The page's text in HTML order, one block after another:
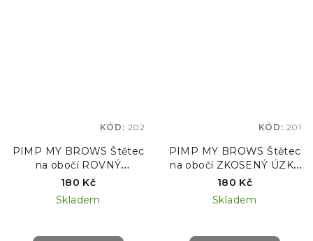
PIMP MY BROWS Štětec
na obočí ROVNÝ
PODLOUHLÝ PRO #5
180 Kč
Skladem
KÓD: 202
PIMP MY BROWS Štětec
na obočí ZKOSENÝ ÚZKÝ
PRO #4
180 Kč
Skladem
KÓD: 201